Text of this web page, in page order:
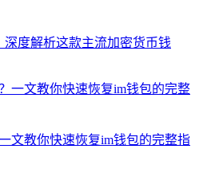
深度解析这款主流加密货币钱
文教你快速恢复im钱包的完整指